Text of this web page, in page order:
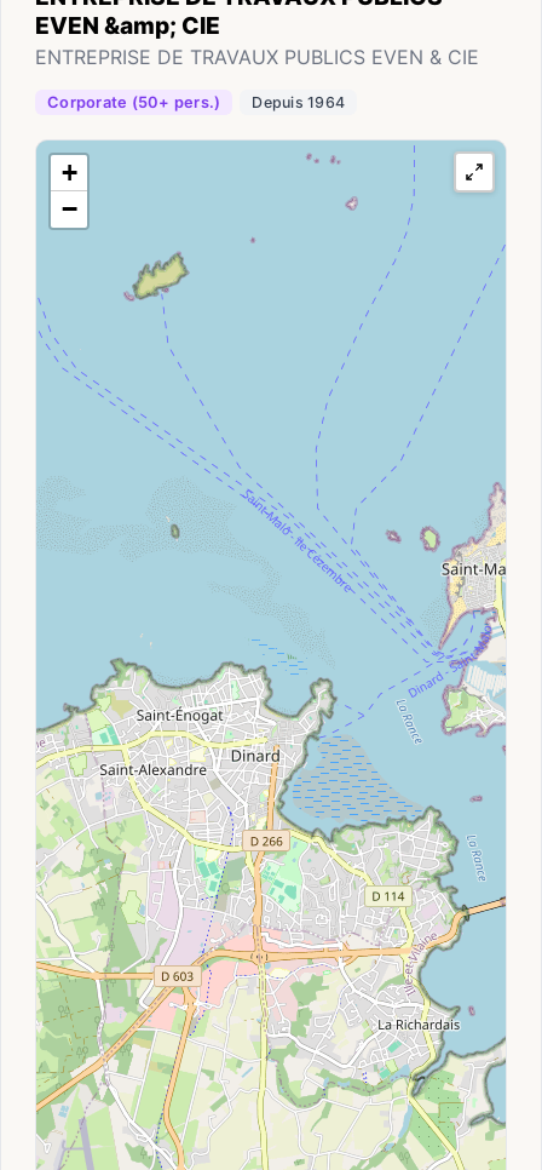
EVEN &amp; CIE
ENTREPRISE DE TRAVAUX PUBLICS EVEN & CIE
Corporate (50+ pers.) Depuis 1964
+
−